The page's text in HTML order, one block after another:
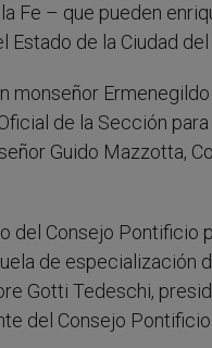
Fe – que pueden
de la Ciudad del
monseñor
de la Sección
Guido Mazzotta,
del Consejo Pontificio
de especialización
Gotti Tedeschi,
del Consejo